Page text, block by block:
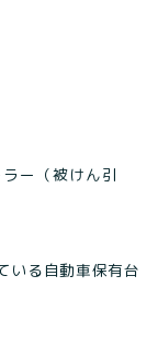
ー（被けん引
いる自動車保有台